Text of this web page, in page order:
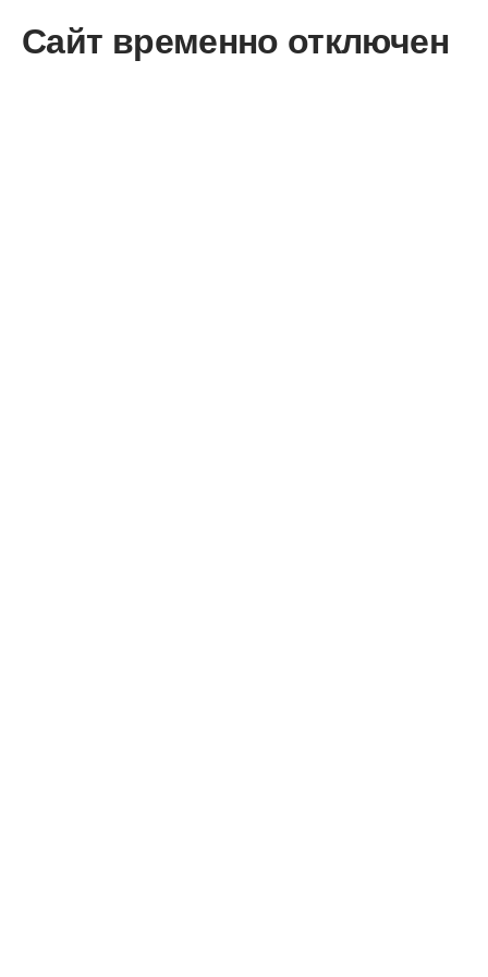
Сайт временно отключен